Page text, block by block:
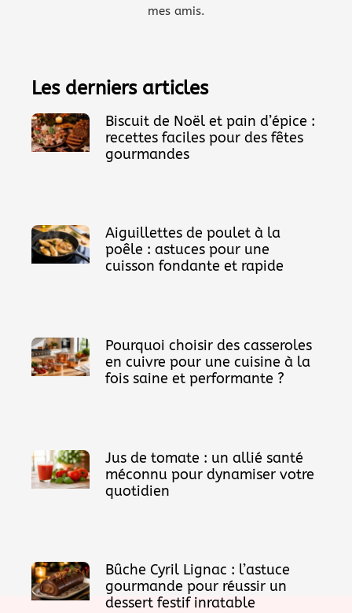
mes amis.
Les derniers articles
Biscuit de Noël et pain d’épice :
recettes faciles pour des fêtes
gourmandes
Aiguillettes de poulet à la
poêle : astuces pour une
cuisson fondante et rapide
Pourquoi choisir des casseroles
en cuivre pour une cuisine à la
fois saine et performante ?
Jus de tomate : un allié santé
méconnu pour dynamiser votre
quotidien
Bûche Cyril Lignac : l’astuce
gourmande pour réussir un
dessert festif inratable